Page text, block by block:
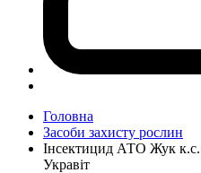
Головна
Засоби захисту рослин
Інсектицид АТО Жук
Укравіт